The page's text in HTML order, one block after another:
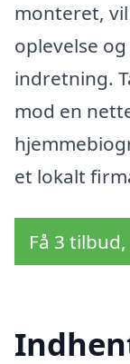
monteret,
oplevelse
indretning.
mod en
et lokalt
Få 3